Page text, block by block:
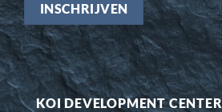
KOI DEVELOPMENT CENTER